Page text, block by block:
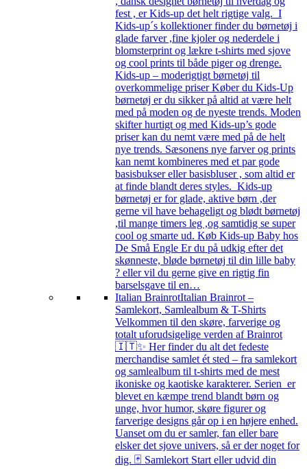
fest , er Kids-up det helt rigtige valg. I
Kids-up´s kollektioner finder du børnetøj i
glade farver ,fine kjoler og nederdele i
blomsterprint og lækre t-shirts med sjove
og cool prints til både piger og drenge.
Kids-up – moderigtigt børnetøj til
overkommelige priser Køber du Kids-Up
børnetøj er du sikker på altid at være helt
med på moden og de nyeste trends. Moden
skifter hurtigt og med Kids-up’s gode
priser kan du nemt være med på de helt
nye trends. Sæsonens nye farver og prints
kan nemt kombineres med et par gode
basisbukser eller basisbluser , som altid er
at finde blandt deres styles. Kids-up
børnetøj er for glade, aktive børn ,der
gerne vil have behageligt og blødt børnetøj
,til mange timers leg ,og samtidig se super
cool og smarte ud. Køb Kids-up Baby hos
De Små Engle Er du på udkig efter det
skønneste, bløde børnetøj til din lille baby
? eller vil du gerne give en rigtig fin
barselsgave til en…
Italian BrainrotItalian Brainrot –
Samlekort, Samlealbum & T-Shirts
Velkommen til den skøre, farverige og
totalt uforudsigelige verden af Brainrot
🇮🇹✨ Her finder du alt det fedeste
merchandise samlet ét sted – fra samlekort
og samlealbum til t-shirts med de mest
ikoniske og kaotiske karakterer. Serien er
blevet en kæmpe trend blandt børn og
unge, hvor humor, skøre figurer og
farverige designs går op i en højere enhed.
Uanset om du er samler, fan eller bare
elsker det sjove univers, så er der noget for
dig. 🃏 Samlekort Start eller udvid din